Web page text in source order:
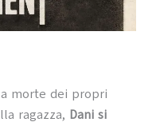
morte dei propri
ragazza, Dani si